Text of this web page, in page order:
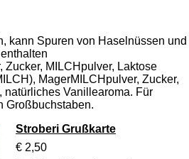
n
n
n
n
kann Spuren von Haselnüssen und
Zucker, MILCHpulver, Laktose
MagerMILCHpulver, Zucker,
natürliches Vanillearoma. Für
Großbuchstaben.
Stroberi Grußkarte
€ 2,50